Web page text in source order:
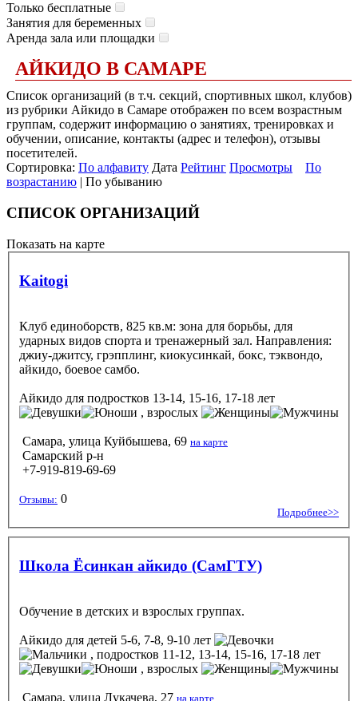
Только бесплатные
Занятия для беременных
Аренда зала или площадки
АЙКИДО В САМАРЕ
Список организаций (в т.ч. секций, спортивных школ, клубов)
из рубрики Айкидо в Самаре отображен по всем возрастным
группам, содержит информацию о занятиях, тренировках и
обучении, описание, контакты (адрес и телефон), отзывы
посетителей.
Сортировка: По алфавиту Дата Рейтинг Просмотры
По
возрастанию | По убыванию
СПИСОК ОРГАНИЗАЦИЙ
Показать на карте
Kaitogi
Клуб единоборств, 825 кв.м: зона для борьбы, для
ударных видов спорта и тренажерный зал. Направления:
джиу-джитсу, грэпплинг, киокусинкай, бокс, тэквондо,
айкидо, боевое самбо.
Айкидо для подростков 13-14, 15-16, 17-18 лет
, взрослых
Самара, улица Куйбышева, 69 на карте
Самарский р-н
+7-919-819-69-69
Отзывы: 0
Подробнее>>
Школа Ёсинкан айкидо (СамГТУ)
Обучение в детских и взрослых группах.
Айкидо для детей 5-6, 7-8, 9-10 лет
, подростков 11-12, 13-14, 15-16, 17-18 лет
, взрослых
Самара, улица Лукачева, 27 на карте